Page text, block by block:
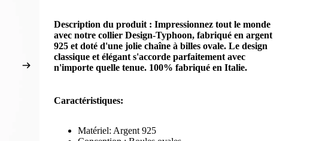
Description du produit : Impressionnez tout le monde
avec notre collier Design-Typhoon, fabriqué en argent
925 et doté d'une jolie chaîne à billes ovale. Le design
classique et élégant s'accorde parfaitement avec
n'importe quelle tenue. 100% fabriqué en Italie.
Caractéristiques:
Matériel: Argent 925